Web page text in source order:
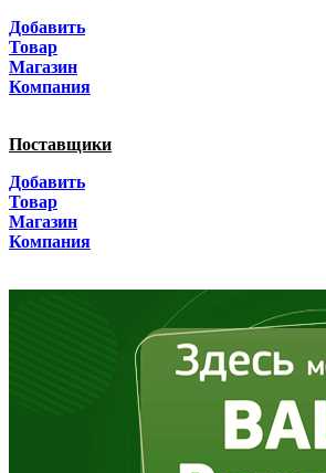
Волгоградская область
Вологодская область
Дагестан
Добавить
Товар
Магазин
Компания
Поставщики
Добавить
Товар
Магазин
Компания